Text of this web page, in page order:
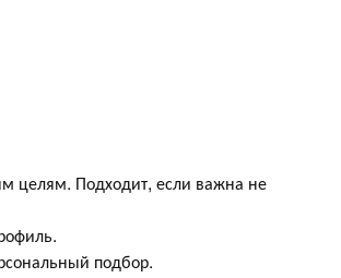
целям. Подходит, если важна не
подбор.